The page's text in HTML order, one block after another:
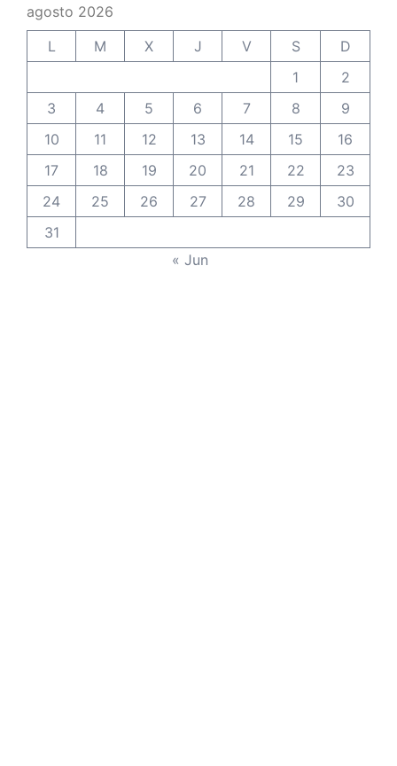
agosto 2026
L
M X J V S
D
1
2
3
4 5 6 7 8
9
10
11 12 13 14 15
16
17
18 19 20 21 22
23
24
25 26 27 28 29
30
31
« Jun